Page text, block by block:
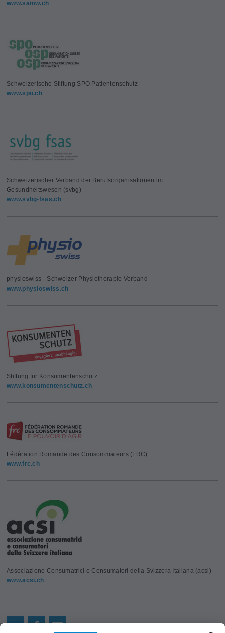
www.samw.ch
Schweizerische Stiftung SPO Patientenschutz
www.spo.ch
Schweizerischer Verband der Berufsorganisationen im
Gesundheitswesen (svbg)
www.svbg-fsas.ch
physioswiss - Schweizer Physiotherapie Verband
www.physioswiss.ch
Stiftung für Konsumentenschutz
www.konsumentenschutz.ch
Fédération Romande des Consommateurs (FRC)
www.frc.ch
Associazione Consumatrici e Consumatori della Svizzera Italiana (acsi)
www.acsi.ch